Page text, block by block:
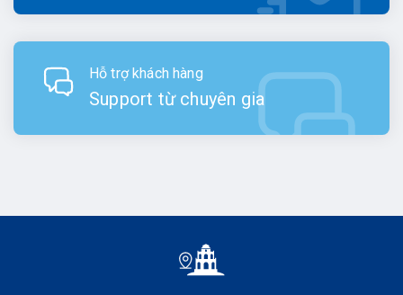
Hỗ trợ khách hàng
Support từ chuyên gia